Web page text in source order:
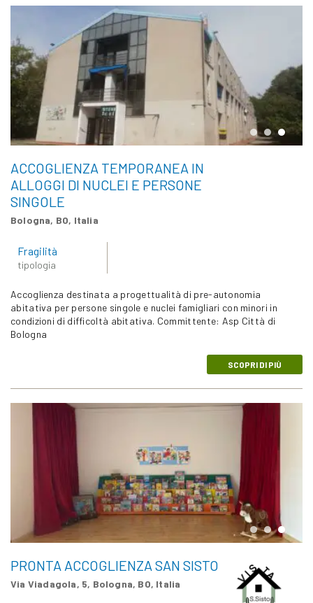
ACCOGLIENZA TEMPORANEA IN
ALLOGGI DI NUCLEI E PERSONE
SINGOLE
Bologna, BO, Italia
Fragilità
tipologia
Accoglienza destinata a progettualità di pre-autonomia
abitativa per persone singole e nuclei famigliari con minori in
condizioni di difficoltà abitativa. Committente: Asp Città di
Bologna
SCOPRI DI PIÙ
PRONTA ACCOGLIENZA SAN SISTO
Via Viadagola, 5, Bologna, BO, Italia